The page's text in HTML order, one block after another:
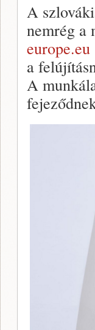
A
nemrég a
europe.eu
a
A